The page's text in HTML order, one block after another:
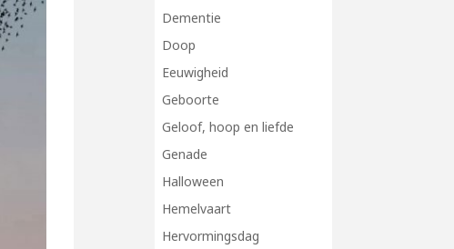
Dementie
Doop
Eeuwigheid
Geboorte
Geloof, hoop en liefde
Genade
Halloween
Hemelvaart
Hervormingsdag